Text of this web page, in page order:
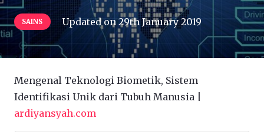
SAINS Updated on29th January 2019
Mengenal Teknologi Biometik, Sistem
Identifikasi Unik dari Tubuh Manusia |
ardiyansyah.com